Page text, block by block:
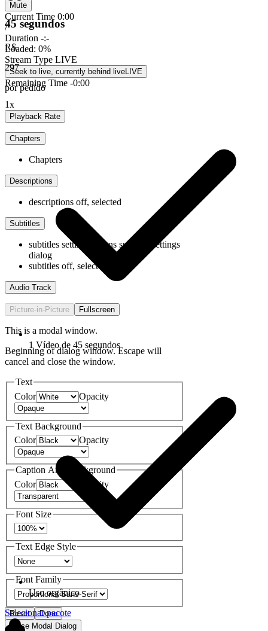
Mute
Current Time 0:00
/
Duration -:-
Loaded: 0%
Stream Type LIVE
Seek to live, currently behind liveLIVE
Remaining Time -0:00
1x
Playback Rate
Chapters
Chapters
Descriptions
descriptions off, selected
Subtitles
subtitles settings
, opens subtitles settings
dialog
subtitles off, selected
Audio Track
Picture-in-Picture Fullscreen
This is a modal window.
Beginning of dialog window. Escape will
cancel and close the window.
Text
Color
Opacity
Text Background
Color
Opacity
Caption Area Background
Color
Opacity
Font Size
Text Edge Style
Font Family
Reset
Done
Close Modal Dialog
45 segundos
R$
297
por pedido
1 Vídeo de 45 segundos
Uso orgânico
Selecionar pacote